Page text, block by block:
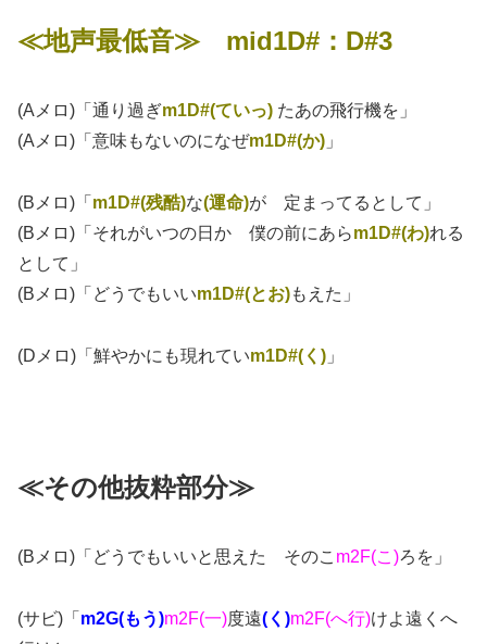
≪地声最低音≫ mid1D#：D#3
(Aメロ)「通り過ぎm1D#(ていっ) たあの飛行機を」
(Aメロ)「意味もないのになぜm1D#(か) 」
(Bメロ)「 m1D#(残酷)な(運命)が 定まってるとして」
(Bメロ)「それがいつの日か 僕の前にあらm1D#(わ)れる
として」
(Bメロ)「どうでもいいm1D#(とお)もえた」
(Dメロ)「鮮やかにも現れていm1D#(く) 」
≪その他抜粋部分≫
(Bメロ)「どうでもいいと思えた そのこ m2F(こ)ろを」
(サビ)「 m2G(もう)m2F(一)度遠(く)m2F(へ行)けよ遠くへ